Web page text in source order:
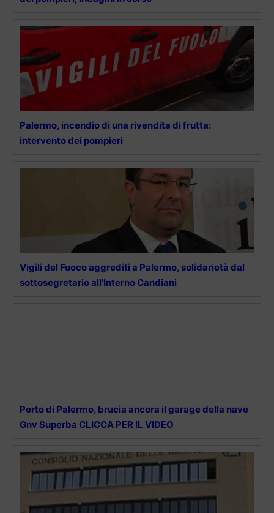
Palermo, incendio di una rivendita di frutta:
intervento dei pompieri
Vigili del Fuoco aggrediti a Palermo, solidarietà dal
sottosegretario all’Interno Candiani
Porto di Palermo, brucia ancora il garage della nave
Gnv Superba CLICCA PER IL VIDEO